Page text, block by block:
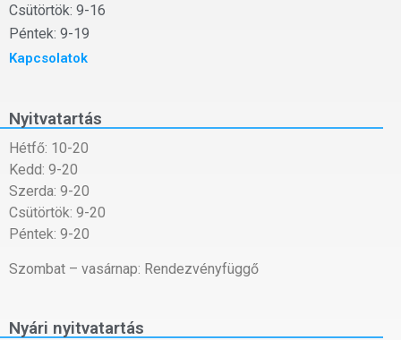
Csütörtök: 9-16
Péntek: 9-19
Kapcsolatok
Nyitvatartás
Hétfő: 10-20
Kedd: 9-20
Szerda: 9-20
Csütörtök: 9-20
Péntek: 9-20
Szombat – vasárnap: Rendezvényfüggő
Nyári nyitvatartás